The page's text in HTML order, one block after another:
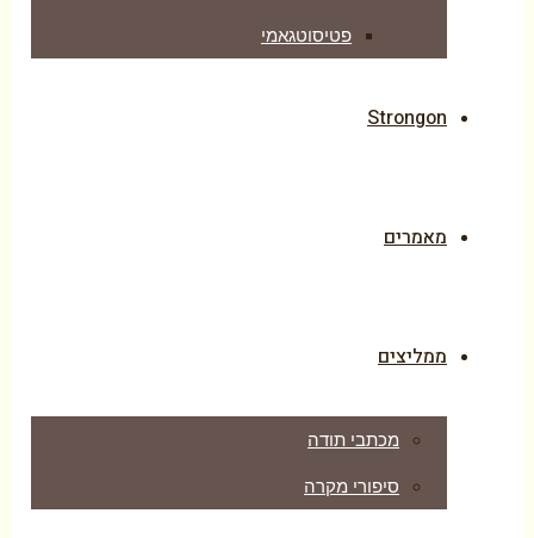
פטיסוטגאמי
Strongon
מאמרים
ממליצים
מכתבי תודה
סיפורי מקרה